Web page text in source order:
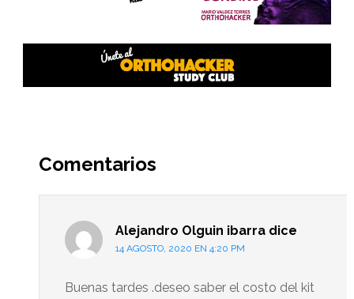
del
lector
Comentarios
Alejandro Olguin ibarra dice
14 AGOSTO, 2020 EN 4:20 PM
Buenas tardes .deseo saber el costo del kit